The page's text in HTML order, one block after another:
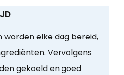
worden elke dag bereid,
Vervolgens
gekoeld en goed